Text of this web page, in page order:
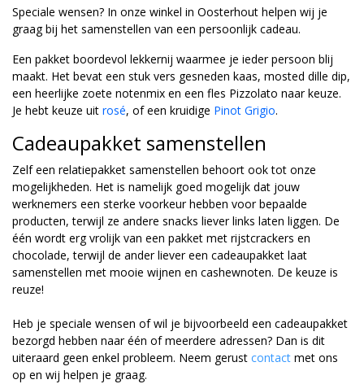
Speciale wensen? In onze winkel in Oosterhout helpen wij je
graag bij het samenstellen van een persoonlijk cadeau.
Een pakket boordevol lekkernij waarmee je ieder persoon blij
maakt. Het bevat een stuk vers gesneden kaas, mosted dille dip,
een heerlijke zoete notenmix en een fles Pizzolato naar keuze.
Je hebt keuze uit rosé, of een kruidige Pinot Grigio.
Cadeaupakket samenstellen
Zelf een relatiepakket samenstellen behoort ook tot onze
mogelijkheden. Het is namelijk goed mogelijk dat jouw
werknemers een sterke voorkeur hebben voor bepaalde
producten, terwijl ze andere snacks liever links laten liggen. De
één wordt erg vrolijk van een pakket met rijstcrackers en
chocolade, terwijl de ander liever een cadeaupakket laat
samenstellen met mooie wijnen en cashewnoten. De keuze is
reuze!
Heb je speciale wensen of wil je bijvoorbeeld een cadeaupakket
bezorgd hebben naar één of meerdere adressen? Dan is dit
uiteraard geen enkel probleem. Neem gerust contact met ons
op en wij helpen je graag.